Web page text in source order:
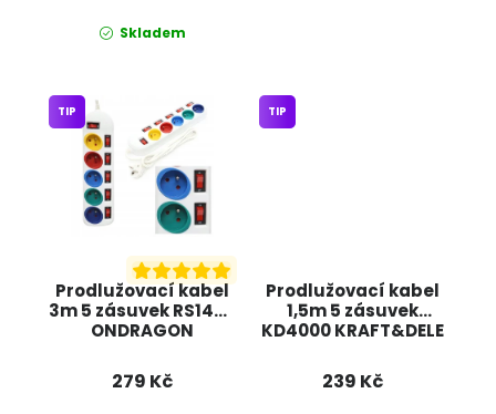
Skladem
Prodlužovací kabel
3m 5 zásuvek RS1442
ONDRAGON
TIP
279 Kč
Prodlužovací kabel
1,5m 5 zásuvek
KD4000 KRAFT&DELE
TIP
239 Kč